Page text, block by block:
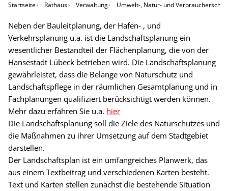
Startseite Rathaus Verwaltung Umwelt-, Natur- und
Neben der Bauleitplanung, der Hafen- , und
Verkehrsplanung u.a. ist die Landschaftsplanung ein
wesentlicher Bestandteil der Flächenplanung, die von der
Hansestadt Lübeck betrieben wird. Die Landschaftsplanung
gewährleistet, dass die Belange von Naturschutz und
Landschaftspflege in der räumlichen Gesamtplanung und in
Fachplanungen qualifiziert berücksichtigt werden können.
Mehr dazu erfahren Sie u.a. hier
Die Landschaftsplanung soll die Ziele des Naturschutzes und
die Maßnahmen zu ihrer Umsetzung auf dem Stadtgebiet
darstellen.
Der Landschaftsplan ist ein umfangreiches Planwerk, das
aus einem Textbeitrag und verschiedenen Karten besteht.
Text und Karten stellen zunächst die bestehende Situation